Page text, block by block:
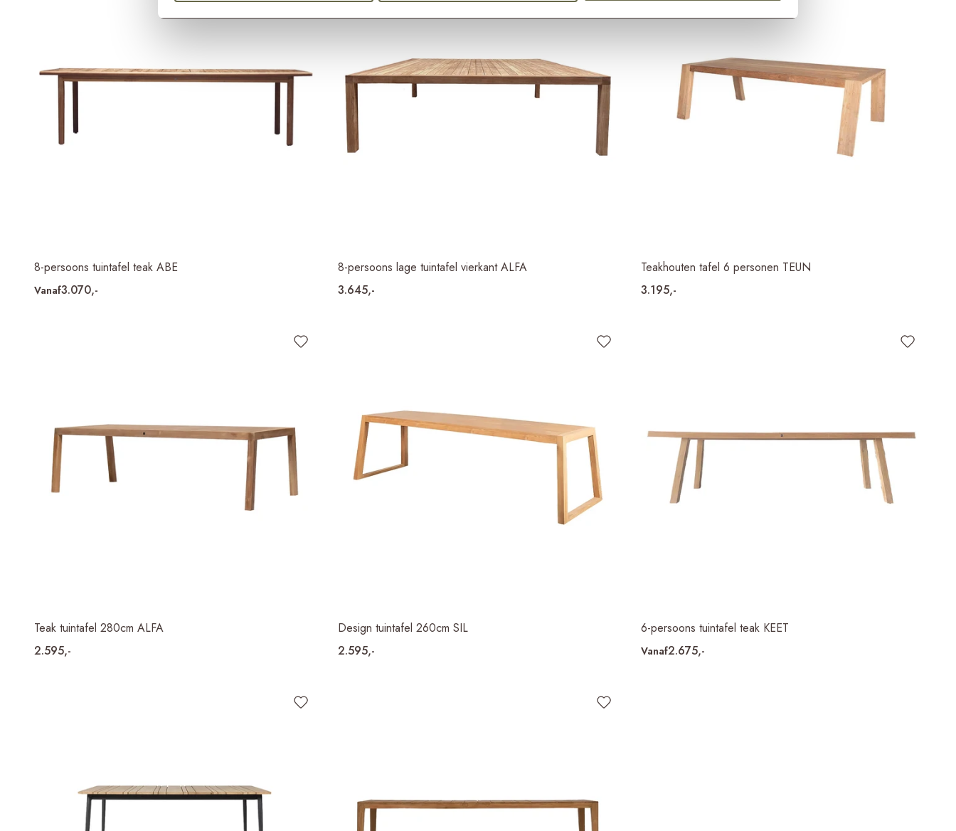
8-persoons tuintafel teak ABE
Vanaf3.070,-
8-persoons lage tuintafel vierkant ALFA
3.645,-
Teakhouten tafel 6 personen TEUN
3.195,-
Teak tuintafel 280cm ALFA
2.595,-
Design tuintafel 260cm SIL
2.595,-
6-persoons tuintafel teak KEET
Vanaf2.675,-